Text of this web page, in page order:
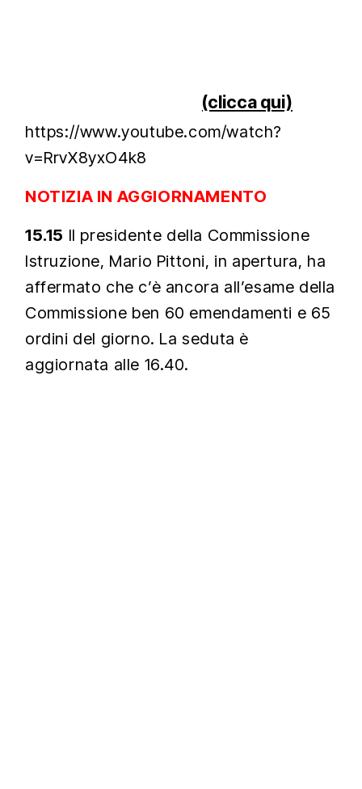
(clicca qui)
https://www.youtube.com/watch?
v=RrvX8yxO4k8
NOTIZIA IN AGGIORNAMENTO
15.15 Il presidente della Commissione
Istruzione, Mario Pittoni, in apertura, ha
affermato che c’è ancora all’esame della
Commissione ben 60 emendamenti e 65
ordini del giorno. La seduta è
aggiornata alle 16.40.